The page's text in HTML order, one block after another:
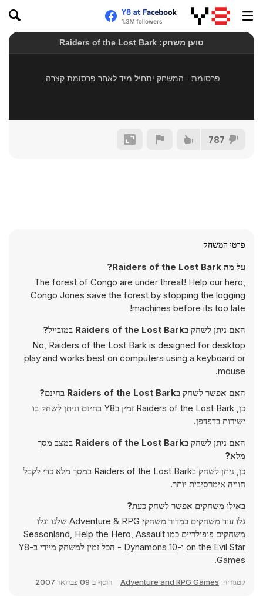
787
פרטי המשחק
על מה Raiders of the Lost Bark?
The forest of Congo are under threat! Help our hero,
Congo Jones save the forest by stopping the logging
machines before its too late!
האם ניתן לשחק בRaiders of the Lost Bark במובייל?
No, Raiders of the Lost Bark is designed for desktop
play and works best on computers using a keyboard or
mouse.
האם אפשר לשחק בRaiders of the Lost Bark בחינם?
כן, Raiders of the Lost Bark זמין בY8 בחינם וניתן לשחק בו
ישירות בדפדפן.
האם ניתן לשחק בRaiders of the Lost Bark במצב מסך
מלא?
כן, ניתן לשחק בRaiders of the Lost Bark במסך מלא כדי לקבל
חוויה אימרסיבית יותר.
באילו משחקים אפשר לשחק כעת?
גלו עוד משחקים במדור משחקי Adventure & RPG
שלנו וגלו
משחקים פופולריים כמו
Seasonland, Help the Hero, Assault
on the Evil Star ו-Dynamons 10
- הכל זמין למשחק מיידי ב-Y8
Games.
קטגוריה: Adventure and RPG Games הוסף ב 09 פברואר 2007